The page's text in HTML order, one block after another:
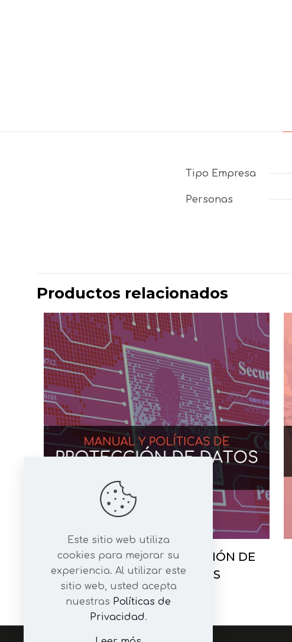
Tipo Empresa
Personas
marcados con
*
Tu puntuación*
Productos relacionados
SUSCRIPCIÓN – PROTECCIÓN DE
DATOS PERSONALES
$499,00
Este sitio web utiliza
cookies para mejorar su
experiencia. Al utilizar este
sitio web, usted acepta
nuestras Políticas de
Privacidad.